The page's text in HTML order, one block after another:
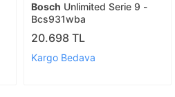
Bosch Unlimited Serie 9 -
Bcs931wba
20.698 TL
Kargo Bedava